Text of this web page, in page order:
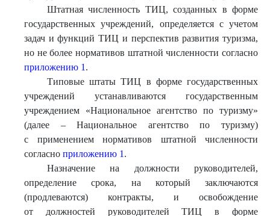
Штатная численность ТИЦ, созданных в форме
государственных учреждений, определяется с учетом
задач и функций ТИЦ и перспектив развития туризма,
но не более нормативов штатной численности согласно
приложению 1 .
Типовые штаты ТИЦ в форме государственных
учреждений устанавливаются государственным
учреждением «Национальное агентство по туризму»
(далее – Национальное агентство по туризму)
с применением нормативов штатной численности
согласно приложению 1 .
Назначение на должности руководителей,
определение срока, на который заключаются
(продлеваются) контракты, и освобождение
от должностей руководителей ТИЦ в форме